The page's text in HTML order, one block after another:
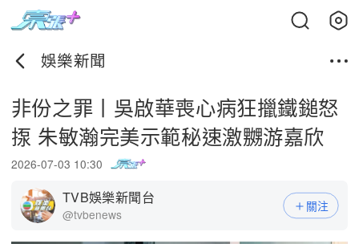
娛樂新聞
非份之罪丨吳啟華喪心病狂擸鐵鎚怒
揼 朱敏瀚完美示範秘速激嬲游嘉欣
2026-07-03 10:30
TVB娛樂新聞台
@tvbenews
關注